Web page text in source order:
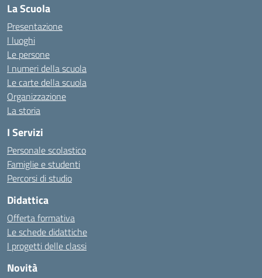
La Scuola
Presentazione
I luoghi
Le persone
I numeri della scuola
Le carte della scuola
Organizzazione
La storia
I Servizi
Personale scolastico
Famiglie e studenti
Percorsi di studio
Didattica
Offerta formativa
Le schede didattiche
I progetti delle classi
Novità